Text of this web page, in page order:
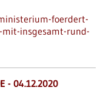
foerdert-
insgesamt-rund-
- 04.12.2020